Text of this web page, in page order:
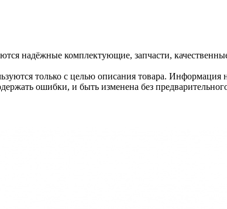
надёжные комплектующие, запчасти,
только с целью описания товара. Информация
ошибки, и быть изменена без